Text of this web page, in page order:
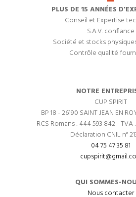
PLUS DE 15 ANNÉES
Conseil et Expertise
S.A.V. confiance
Société et stocks
Contrôle qualité
NOTRE
CUP SPIRIT
BP 18 - 26190 SAINT JEAN EN
RCS Romans : 444 593 842 - TVA
Déclaration CNIL n°
04 75 47 35 81
QUI SOMMES-
Nous contacter